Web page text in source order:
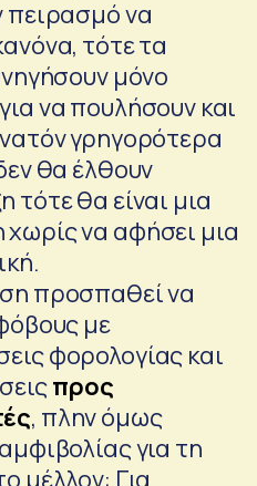
πειρασμό να
τότε τα
μόνο
να πουλήσουν και
γρηγορότερα
θα έλθουν
θα είναι μια
να αφήσει μια
προσπαθεί να
με
φορολογίας και
προς
, πλην όμως
για τη
μέλλον: Για